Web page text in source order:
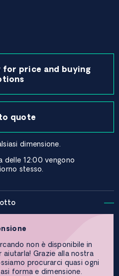
for price and buying
quote
dimensione.
delle 12:00 vengono
stesso.
non è disponibile in
aiutarla! Grazie alla nostra
procurarci quasi ogni
forma e dimensione.